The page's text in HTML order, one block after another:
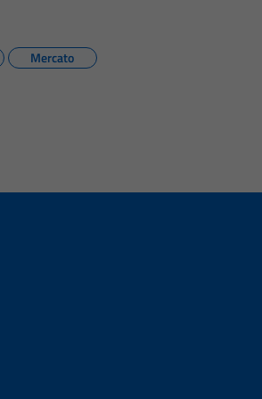
Mercato